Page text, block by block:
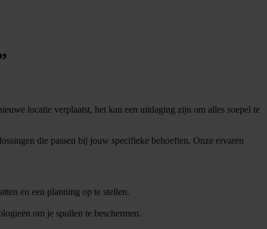
locatie verplaatst, het kan een uitdaging zijn om alles soepel te
die passen bij jouw specifieke behoeften. Onze ervaren
en een planning op te stellen.
om je spullen te beschermen.